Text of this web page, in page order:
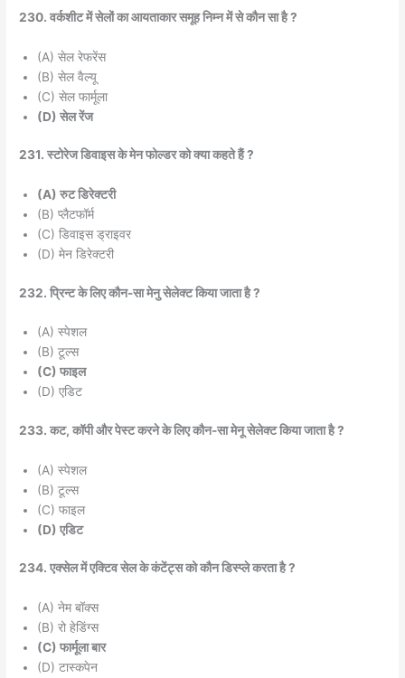
230. वर्कशीट में सेलों का आयताकार समूह निम्न में से कौन सा है ?
(A) सेल रेफरेंस
(B) सेल वैल्यू
(C) सेल फार्मूला
(D) सेल रेंज
231. स्टोरेज डिवाइस के मेन फोल्डर को क्या कहते हैं ?
(A) रुट डिरेक्टरी
(B) प्लैटफॉर्म
(C) डिवाइस ड्राइवर
(D) मेन डिरेक्टरी
232. प्रिन्ट के लिए कौन-सा मेनु सेलेक्ट किया जाता है ?
(A) स्पेशल
(B) टूल्स
(C) फाइल
(D) एडिट
233. कट, कॉपी और पेस्ट करने के लिए कौन-सा मेनू सेलेक्ट किया जाता है ?
(A) स्पेशल
(B) टूल्स
(C) फाइल
(D) एडिट
234. एक्सेल में एक्टिव सेल के कंटेंट्स को कौन डिस्प्ले करता है ?
(A) नेम बॉक्स
(B) रो हेडिंग्स
(C) फार्मूला बार
(D) टास्कपेन